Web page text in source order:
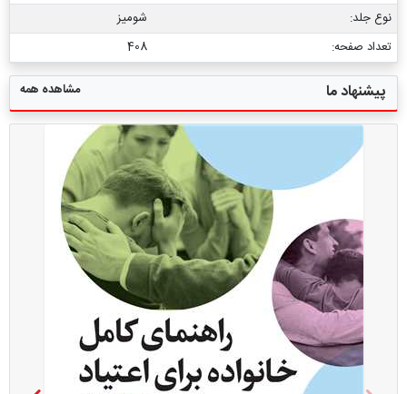
نوع جلد:
شومیز
تعداد صفحه:
408
پیشنهاد ما مشاهده همه